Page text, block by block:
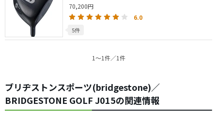
70,200円
6.0
5件
1〜1件／1件
ブリヂストンスポーツ(bridgestone)／
BRIDGESTONE GOLF J015の関連情報